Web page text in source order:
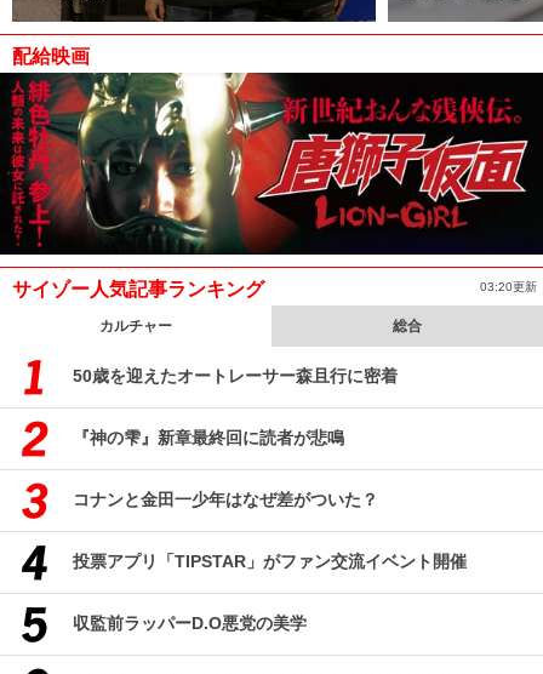
配給映画
サイゾー人気記事ランキング 03:20更新
カルチャー 総合
50歳を迎えたオートレーサー森且行に密着
『神の雫』新章最終回に読者が悲鳴
コナンと金田一少年はなぜ差がついた？
投票アプリ「TIPSTAR」がファン交流イベント開催
収監前ラッパーD.O悪党の美学